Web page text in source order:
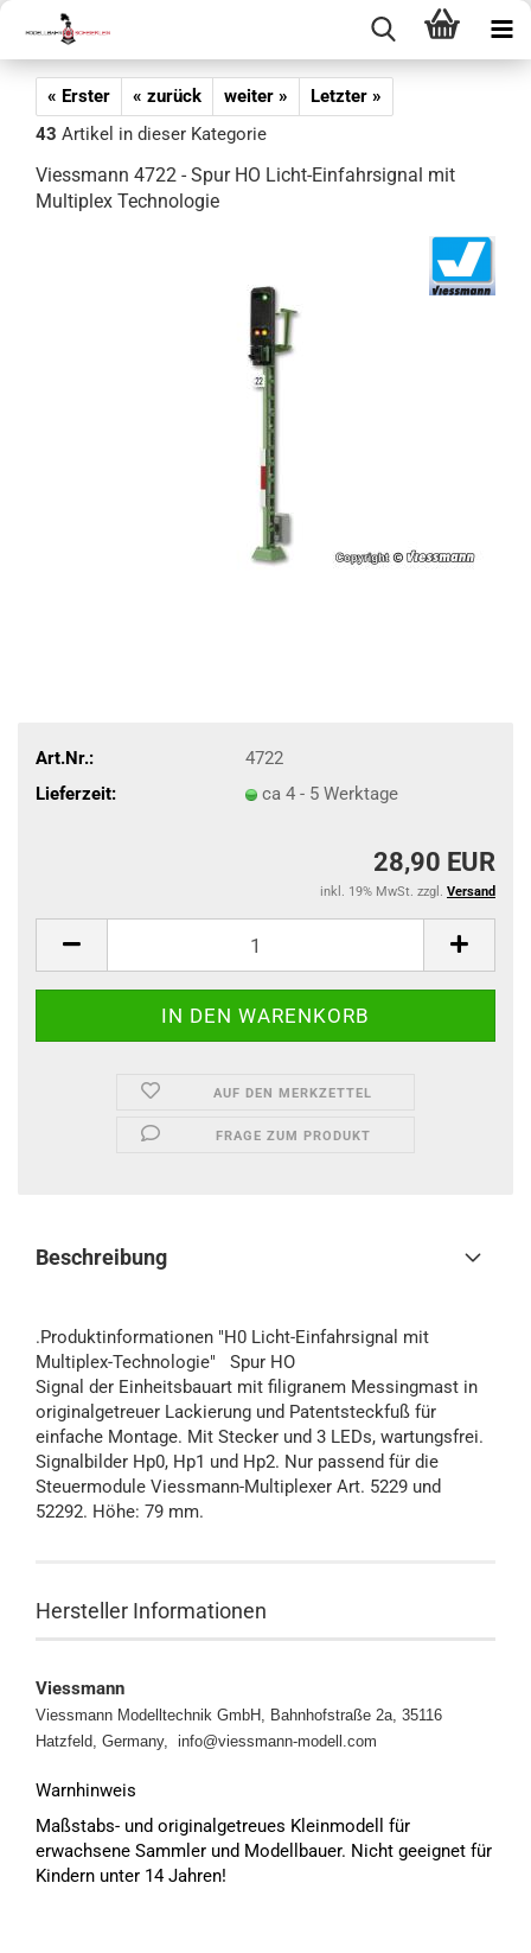
« Erster « zurück weiter »
Letzter »
43 Artikel in dieser Kategorie
Viessmann 4722 - Spur HO Licht-Einfahrsignal mit
Multiplex Technologie
Art.Nr.:
4722
Lieferzeit:
ca 4 - 5 Werktage
28,90 EUR
inkl. 19% MwSt. zzgl. Versand
AUF DEN MERKZETTEL
FRAGE ZUM PRODUKT
Beschreibung
.Produktinformationen "H0 Licht-Einfahrsignal mit
Multiplex-Technologie" Spur HO
Signal der Einheitsbauart mit filigranem Messingmast in
originalgetreuer Lackierung und Patentsteckfuß für
einfache Montage. Mit Stecker und 3 LEDs, wartungsfrei.
Signalbilder Hp0, Hp1 und Hp2. Nur passend für die
Steuermodule Viessmann-Multiplexer Art. 5229 und
52292. Höhe: 79 mm.
Hersteller Informationen
Viessmann
Viessmann Modelltechnik GmbH, Bahnhofstraße 2a, 35116
Hatzfeld, Germany, info@viessmann-modell.com
Warnhinweis
Maßstabs- und originalgetreues Kleinmodell für
erwachsene Sammler und Modellbauer. Nicht geeignet für
Kindern unter 14 Jahren!